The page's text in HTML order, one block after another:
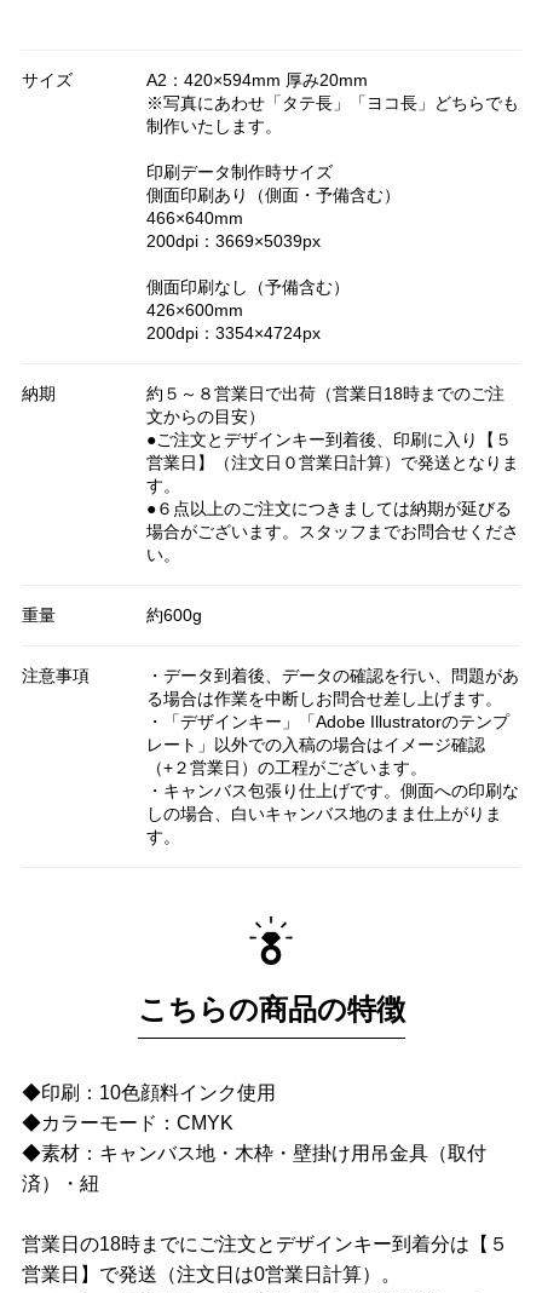
サイズ
A2：420×594mm 厚み20mm
※写真にあわせ「タテ長」「ヨコ長」どちらでも
制作いたします。
印刷データ制作時サイズ
側面印刷あり（側面・予備含む）
466×640mm
200dpi：3669×5039px
側面印刷なし（予備含む）
426×600mm
200dpi：3354×4724px
納期
約５～８営業日で出荷（営業日18時までのご注
文からの目安）
●ご注文とデザインキー到着後、印刷に入り【５
営業日】（注文日０営業日計算）で発送となりま
す。
●６点以上のご注文につきましては納期が延びる
場合がございます。スタッフまでお問合せくださ
い。
重量 約600g
注意事項
・データ到着後、データの確認を行い、問題があ
る場合は作業を中断しお問合せ差し上げます。
・「デザインキー」「Adobe Illustratorのテンプ
レート」以外での入稿の場合はイメージ確認
（+２営業日）の工程がございます。
・キャンバス包張り仕上げです。側面への印刷な
しの場合、白いキャンバス地のまま仕上がりま
す。
こちらの商品の特徴
◆印刷：10色顔料インク使用
◆カラーモード：CMYK
◆素材：キャンバス地・木枠・壁掛け用吊金具（取付
済）・紐
営業日の18時までにご注文とデザインキー到着分は【５
営業日】で発送（注文日は0営業日計算）。